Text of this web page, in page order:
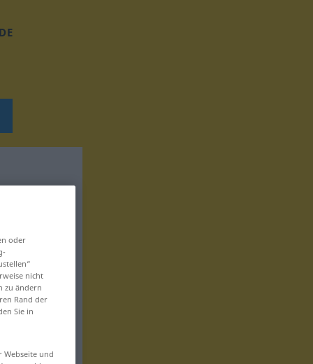
oder
nicht
zu ändern
Rand der
Sie in
und